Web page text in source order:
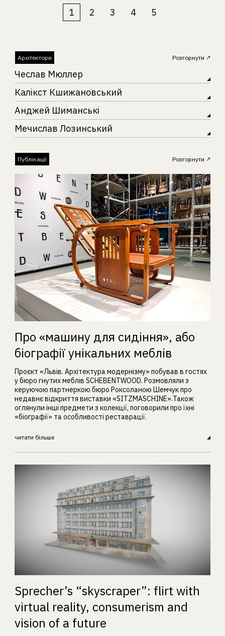
1 2 3 4 5
Розгорнути
Архітектори
Чеслав Мюллер
Калікст Кшижановський
Анджей Шиманські
Мечислав Лозинський
Розгорнути
Публікації
Про «машину для сидіння», або
біографії унікальних меблів
Проєкт «Львів. Архітектура модернізму» побував в гостях
у бюро гнутих меблів SCHEBENTWOOD. Розмовляли з
керуючою партнеркою бюро Роксоланою Шемчук про
недавнє відкриття виставки «SITZMASCHINE».Також
оглянули інші предмети з колекції, поговорили про їхні
«біографії» та особливості реставрації.
читати більше
Sprecher’s “skyscraper”: flirt with
virtual reality, consumerism and
vision of a future